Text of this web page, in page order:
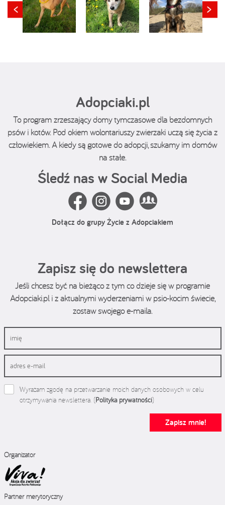
Adopciaki.pl
To program zrzeszający domy tymczasowe dla bezdomnych
psów i kotów. Pod okiem wolontariuszy zwierzaki uczą się życia z
człowiekiem. A kiedy są gotowe do adopcji, szukamy im domów
na stałe.
Śledź nas w Social Media
Dołącz do grupy Życie z Adopciakiem
Zapisz się do newslettera
Jeśli chcesz być na bieżąco z tym co dzieje się w programie
Adopciaki.pl i z aktualnymi wyderzeniami w psio-kocim świecie,
zostaw swojego e-maila.
Wyrażam zgodę na przetwarzanie moich danych osobowych w celu
otrzymywania newslettera. (Polityka prywatności)
Zapisz mnie!
Organizator
Partner merytoryczny